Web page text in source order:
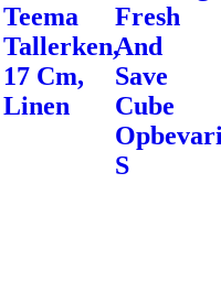
Teema
Tallerken,
17 Cm,
Linen
Fresh
And
Save
Cube
S